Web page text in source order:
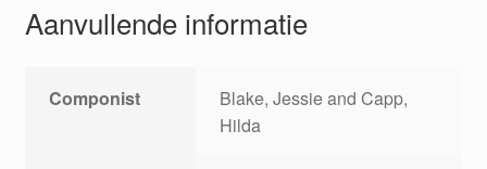
Aanvullende informatie
Componist
Blake, Jessie and Capp,
Hilda